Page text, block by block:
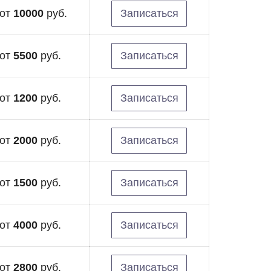
от 10000 руб. Записаться
от 5500 руб. Записаться
от 1200 руб. Записаться
от 2000 руб. Записаться
от 1500 руб. Записаться
от 4000 руб. Записаться
от 2800 руб. Записаться